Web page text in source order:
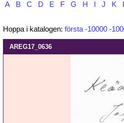
A B C D E F G H J K
Hoppa i katalogen: första -10000 -
AREG17_0636